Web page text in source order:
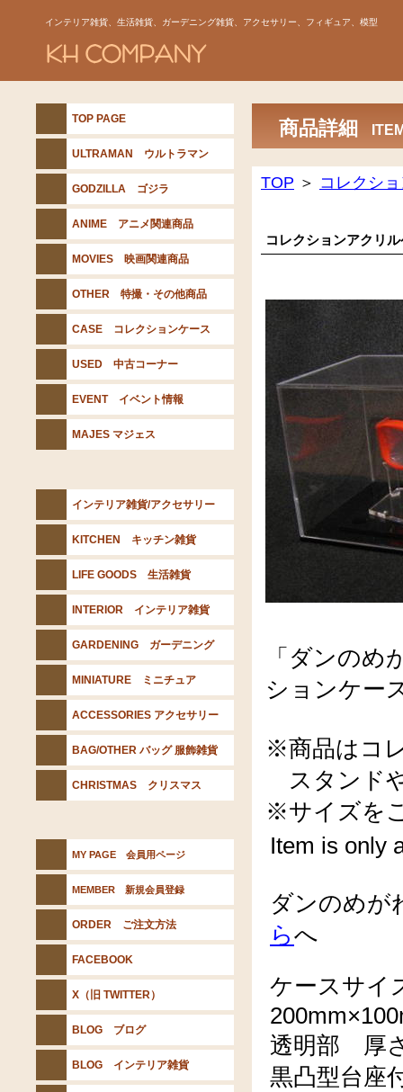
インテリア雑貨、生活雑貨、ガーデニング雑貨、アクセサリー、フィギュア、模型
商品詳細
TOP ＞ コレクシ
コレクションアクリ
「ダンの
ションケー
※商品はコ
スタンド
※サイズを
Item is only
ダンのめが
らへ
ケースサイ
透明部 厚
黒凸型台座
TOP PAGE
ULTRAMAN ウルトラマン
GODZILLA ゴジラ
ANIME アニメ関連商品
MOVIES 映画関連商品
OTHER 特撮・その他商品
CASE コレクションケース
USED 中古コーナー
EVENT イベント情報
MAJES マジェス
インテリア雑貨/アクセサリー
KITCHEN キッチン雑貨
LIFE GOODS 生活雑貨
INTERIOR インテリア雑貨
GARDENING ガーデニング
MINIATURE ミニチュア
ACCESSORIES アクセサリー
BAG/OTHER バッグ 服飾雑貨
CHRISTMAS クリスマス
MY PAGE 会員用ページ
MEMBER 新規会員登録
ORDER ご注文方法
FACEBOOK
X（旧 TWITTER）
BLOG ブログ
BLOG インテリア雑貨